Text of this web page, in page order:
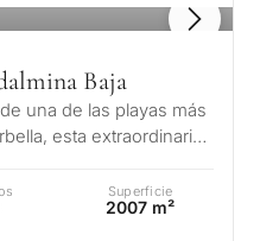
Baja
una de las playas más
esta extraordinaria
Superficie
2007 m²